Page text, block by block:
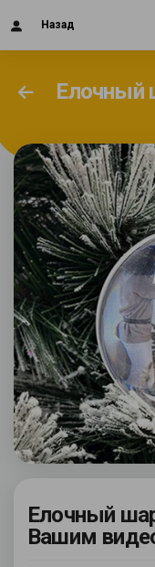
Назад
Елочный шар
Елочный
Вашим